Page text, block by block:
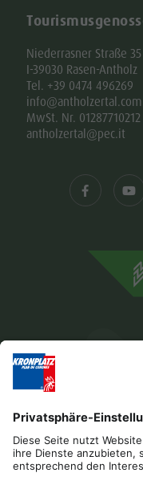
Niederrasner Straße 35
I-39030 Rasen-Antholz
Tel. +39 0474 496269
info@antholzertal.com
MwSt. Nr. 01287710212
antholzertal@pec.it
Impressum